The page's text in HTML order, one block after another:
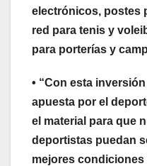
electrónicos, postes
red para tenis y
para porterías y
• “Con esta
apuesta por el
el material para que
deportistas puedan
mejores